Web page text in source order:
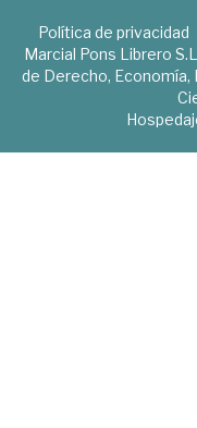
Política de privacidad
Marcial Pons Librero
de Derecho, Economía,